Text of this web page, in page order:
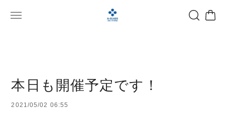
本日も開催予定です！
2021/05/02 06:55